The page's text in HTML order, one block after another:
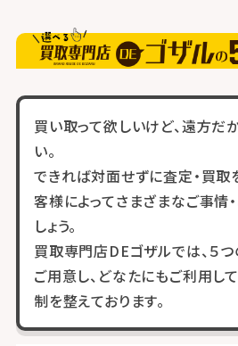
買い取って欲しいけど、遠方だ
い。
できれば対面せずに査定・買取
客様によってさまざまなご事情
しょう。
買取専門店DEゴザルでは、５
ご用意し、どなたにもご利用し
制を整えております。